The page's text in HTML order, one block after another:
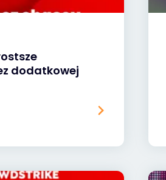
dodatkowej